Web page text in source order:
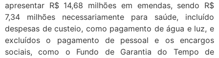
apresentar R$ 14,68 milhões em emendas, sendo R$
7,34 milhões necessariamente para saúde, incluído
despesas de custeio, como pagamento de água e luz, e
excluídos o pagamento de pessoal e os encargos
sociais, como o Fundo de Garantia do Tempo de